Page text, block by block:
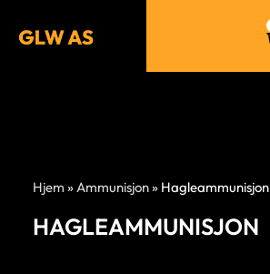
Hjem »Ammunisjon» Hagleammunisjon
HAGLEAMMUNISJON